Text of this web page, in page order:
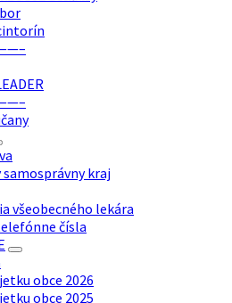
kraj
všeobecného lekára
čísla
obce 2026
obce 2025